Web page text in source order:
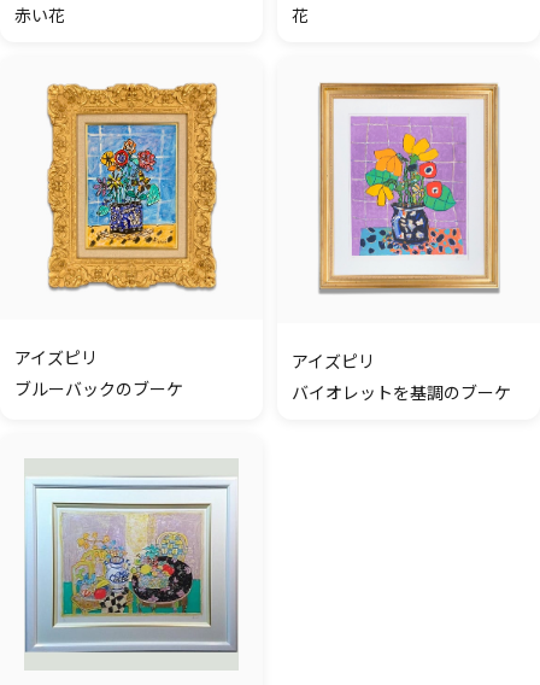
赤い花
花
アイズピリ
ブルーバックのブーケ
アイズピリ
バイオレットを基調のブーケ